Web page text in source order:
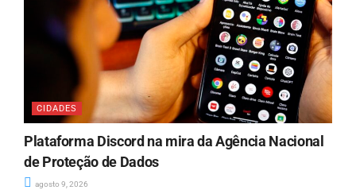
CIDADES
Plataforma Discord na mira da Agência Nacional
de Proteção de Dados
agosto 9, 2026